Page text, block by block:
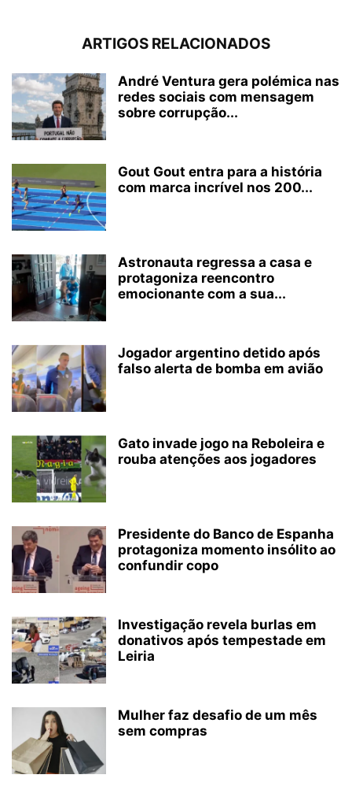
ARTIGOS RELACIONADOS
André Ventura gera polémica nas
redes sociais com mensagem
sobre corrupção...
Gout Gout entra para a história
com marca incrível nos 200...
Astronauta regressa a casa e
protagoniza reencontro
emocionante com a sua...
Jogador argentino detido após
falso alerta de bomba em avião
Gato invade jogo na Reboleira e
rouba atenções aos jogadores
Presidente do Banco de Espanha
protagoniza momento insólito ao
confundir copo
Investigação revela burlas em
donativos após tempestade em
Leiria
Mulher faz desafio de um mês
sem compras